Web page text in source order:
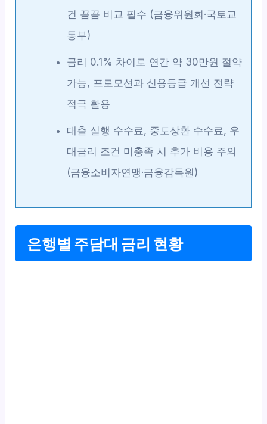
건 꼼꼼 비교 필수 (금융위원회·국토교
통부)
금리 0.1% 차이로 연간 약 30만원 절약
가능, 프로모션과 신용등급 개선 전략
적극 활용
대출 실행 수수료, 중도상환 수수료, 우
대금리 조건 미충족 시 추가 비용 주의
(금융소비자연맹·금융감독원)
은행별 주담대 금리 현황